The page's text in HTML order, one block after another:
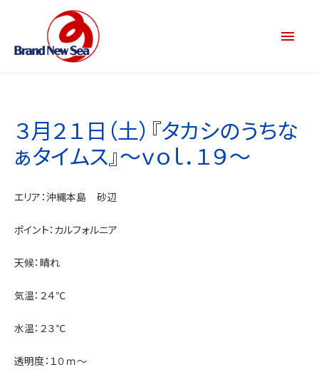
３月２１日（土）『タカシのうちな
ぁタイムス』～ｖｏｌ．１９～
エリア：沖縄本島 砂辺
ポイント：カルフォルニア
天候：晴れ
気温：２４℃
水温：２３℃
透明度：１０ｍ～